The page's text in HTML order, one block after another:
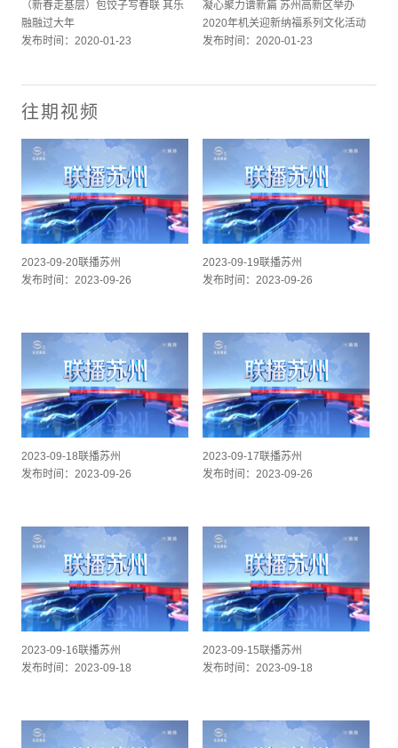
（新春走基层）包饺子写春联 其乐
融融过大年
发布时间：2020-01-23
凝心聚力谱新篇 苏州高新区举办
2020年机关迎新纳福系列文化活动
发布时间：2020-01-23
往期视频
2023-09-20联播苏州
发布时间：2023-09-26
2023-09-19联播苏州
发布时间：2023-09-26
2023-09-18联播苏州
发布时间：2023-09-26
2023-09-17联播苏州
发布时间：2023-09-26
2023-09-16联播苏州
发布时间：2023-09-18
2023-09-15联播苏州
发布时间：2023-09-18